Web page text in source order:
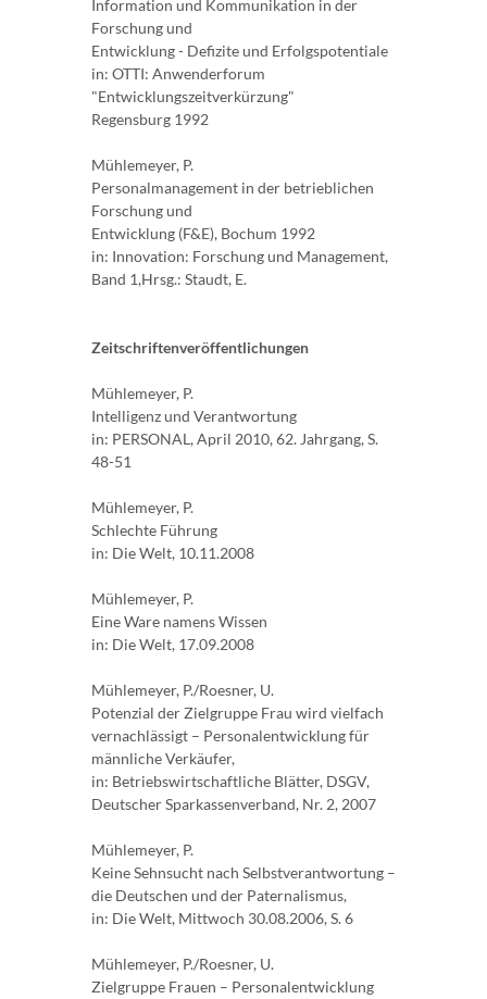
Information und Kommunikation in der
Forschung und
Entwicklung - Defizite und Erfolgspotentiale
in: OTTI: Anwenderforum
"Entwicklungszeitverkürzung"
Regensburg 1992
Mühlemeyer, P.
Personalmanagement in der betrieblichen
Forschung und
Entwicklung (F&E), Bochum 1992
in: Innovation: Forschung und Management,
Band 1,Hrsg.: Staudt, E.
Zeitschriftenveröffentlichungen
Mühlemeyer, P.
Intelligenz und Verantwortung
in: PERSONAL, April 2010, 62. Jahrgang, S.
48-51
Mühlemeyer, P.
Schlechte Führung
in: Die Welt, 10.11.2008
Mühlemeyer, P.
Eine Ware namens Wissen
in: Die Welt, 17.09.2008
Mühlemeyer, P./Roesner, U.
Potenzial der Zielgruppe Frau wird vielfach
vernachlässigt – Personalentwicklung für
männliche Verkäufer,
in: Betriebswirtschaftliche Blätter, DSGV,
Deutscher Sparkassenverband, Nr. 2, 2007
Mühlemeyer, P.
Keine Sehnsucht nach Selbstverantwortung –
die Deutschen und der Paternalismus,
in: Die Welt, Mittwoch 30.08.2006, S. 6
Mühlemeyer, P./Roesner, U.
Zielgruppe Frauen – Personalentwicklung